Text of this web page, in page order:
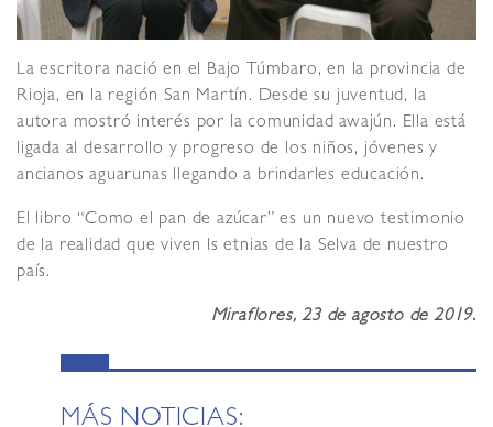
La escritora nació en el Bajo Túmbaro, en la provincia de
Rioja, en la región San Martín. Desde su juventud, la
autora mostró interés por la comunidad awajún. Ella está
ligada al desarrollo y progreso de los niños, jóvenes y
ancianos aguarunas llegando a brindarles educación.
El libro “Como el pan de azúcar” es un nuevo testimonio
de la realidad que viven ls etnias de la Selva de nuestro
país.
Miraflores, 23 de agosto de 2019.
MÁS NOTICIAS: